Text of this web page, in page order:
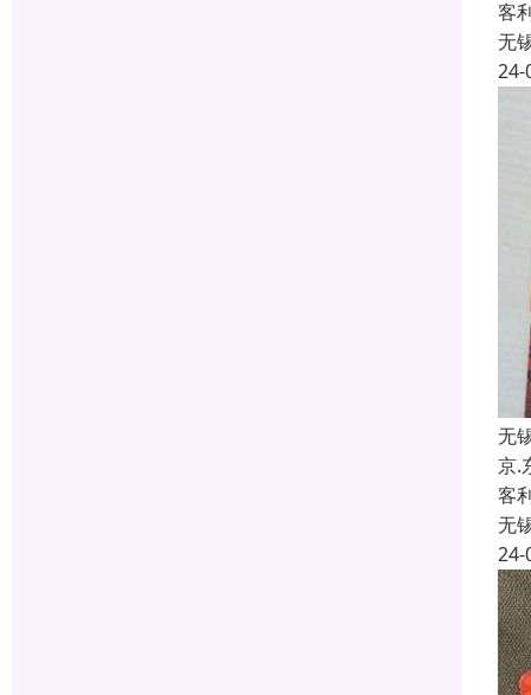
客
无
24-
无
京.
客
无
24-